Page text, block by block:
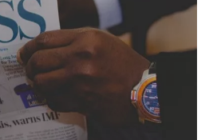
for everyone involved in the
including engineers,
and senior executives.
לחץ לפרטים